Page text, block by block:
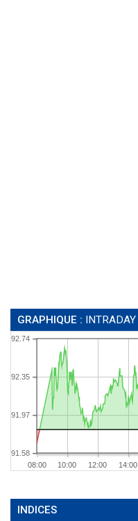
GRAPHIQUE : INTRADAY
08:00 10:00 12:00 14:00
91.58
91.97
92.35
92.74
INDICES